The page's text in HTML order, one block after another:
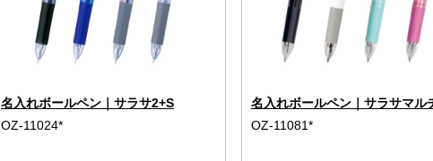
名入れボールペン｜サラサ2+S
OZ-11024*
名入れボールペン｜サラサマル
OZ-11081*